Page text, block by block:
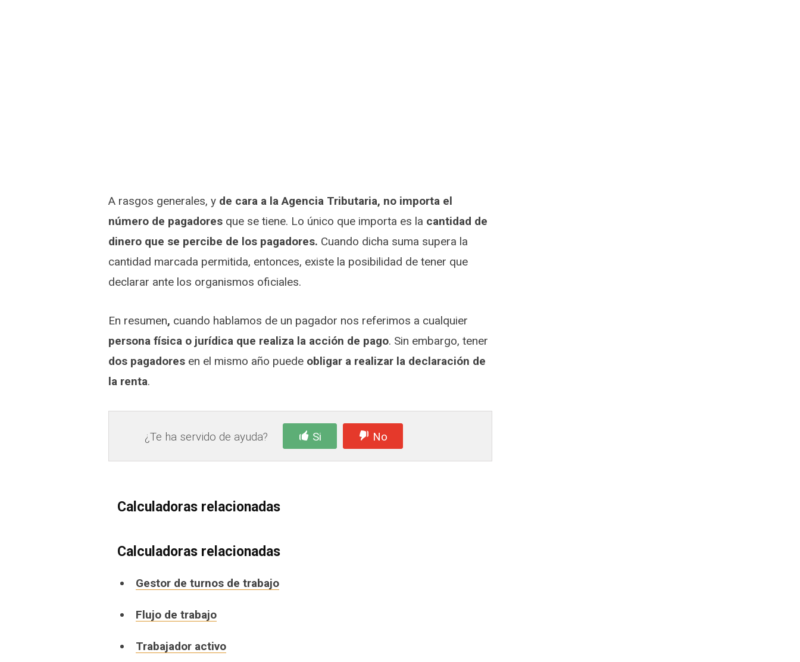
A rasgos generales, y de cara a la Agencia Tributaria, no importa el
número de pagadoresque se tiene. Lo único que importa es la cantidad de
dinero que se percibe de los pagadores. Cuando dicha suma supera la
cantidad marcada permitida, entonces, existe la posibilidad de tener que
declarar ante los organismos oficiales.
En resumen, cuando hablamos de un pagador nos referimos a cualquier
persona física o jurídica que realiza la acción de pago. Sin embargo, tener
dos pagadoresen el mismo año puede obligar a realizar la declaración de
la renta.
¿Te ha servido de ayuda? Si No
Calculadoras relacionadas
Calculadoras relacionadas
Gestor de turnos de trabajo
Flujo de trabajo
Trabajador activo